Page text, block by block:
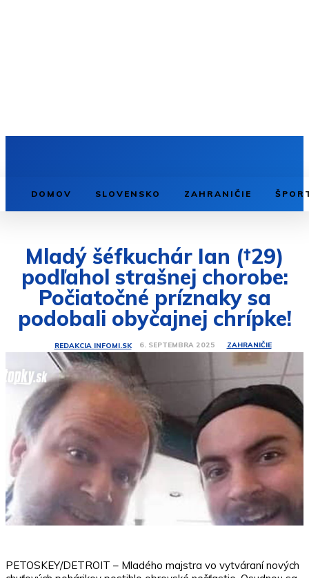
DOMOV SLOVENSKO ZAHRANIČIE
Mladý šéfkuchár Ian (†29)
podľahol strašnej chorobe:
Počiatočné príznaky sa
podobali obyčajnej chrípke!
REDAKCIA INFOMI.SK 6. SEPTEMBRA 2025 ZAHRANIČIE
PETOSKEY/DETROIT – Mladého majstra vo vytváraní nových